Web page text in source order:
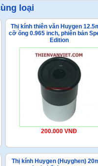
loại
Thị kính thiên văn Huygen
cỡ ống 0.965 inch, phiên bản
Edition
200.000 VNĐ
Thị kính Huygen (Huyghen)